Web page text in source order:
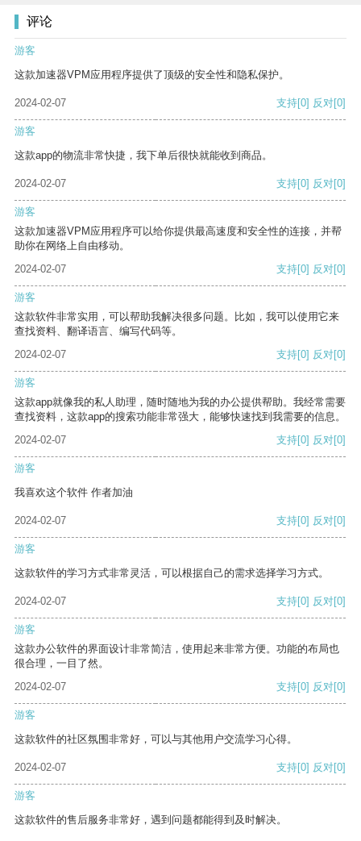
评论
游客
这款加速器VPM应用程序提供了顶级的安全性和隐私保护。
2024-02-07 支持[0] 反对[0]
游客
这款app的物流非常快捷，我下单后很快就能收到商品。
2024-02-07 支持[0] 反对[0]
游客
这款加速器VPM应用程序可以给你提供最高速度和安全性的连接，并帮
助你在网络上自由移动。
2024-02-07
支持[0] 反对[0]
游客
这款软件非常实用，可以帮助我解决很多问题。比如，我可以使用它来
查找资料、翻译语言、编写代码等。
2024-02-07
支持[0] 反对[0]
游客
这款app就像我的私人助理，随时随地为我的办公提供帮助。我经常需要
查找资料，这款app的搜索功能非常强大，能够快速找到我需要的信息。
2024-02-07
支持[0] 反对[0]
游客
我喜欢这个软件 作者加油
2024-02-07 支持[0] 反对[0]
游客
这款软件的学习方式非常灵活，可以根据自己的需求选择学习方式。
2024-02-07 支持[0] 反对[0]
游客
这款办公软件的界面设计非常简洁，使用起来非常方便。功能的布局也
很合理，一目了然。
2024-02-07
支持[0] 反对[0]
游客
这款软件的社区氛围非常好，可以与其他用户交流学习心得。
2024-02-07 支持[0] 反对[0]
游客
这款软件的售后服务非常好，遇到问题都能得到及时解决。